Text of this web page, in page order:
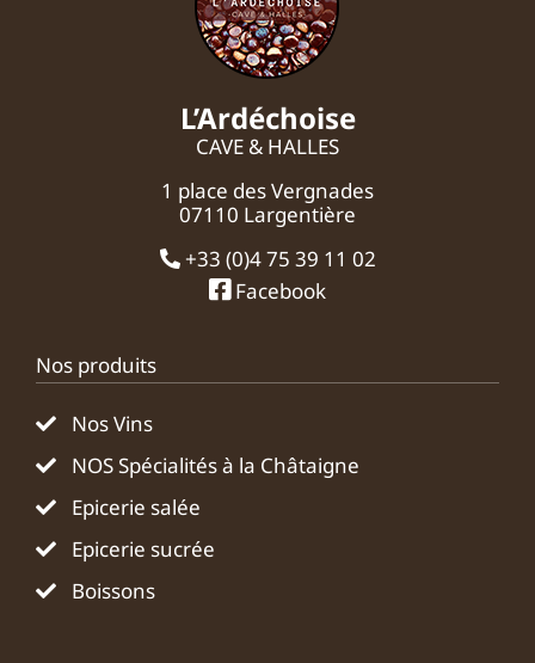
L’Ardéchoise
CAVE & HALLES
1 place des Vergnades
07110 Largentière
+33 (0)4 75 39 11 02
Facebook
Nos produits
Nos Vins
NOS Spécialités à la Châtaigne
Epicerie salée
Epicerie sucrée
Boissons